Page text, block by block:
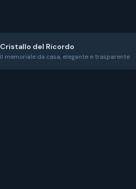
Cristallo del Ricordo
Il memoriale da casa, elegante e trasparente